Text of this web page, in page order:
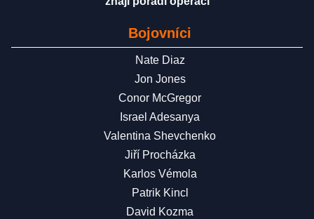
Bojovníci
Nate Diaz
Jon Jones
Conor McGregor
Israel Adesanya
Valentina Shevchenko
Jiří Procházka
Karlos Vémola
Patrik Kincl
David Kozma